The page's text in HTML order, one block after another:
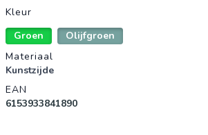
Kleur
Groen
Olijfgroen
Materiaal
Kunstzijde
EAN
6153933841890